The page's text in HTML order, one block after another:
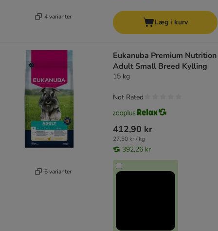
4 varianter
Læg i kurv
6 varianter
Eukanuba Premium Nutrition
Adult Small Breed Kylling
15 kg
412,90 kr
27,50 kr / kg
392,26 kr
Not Rated